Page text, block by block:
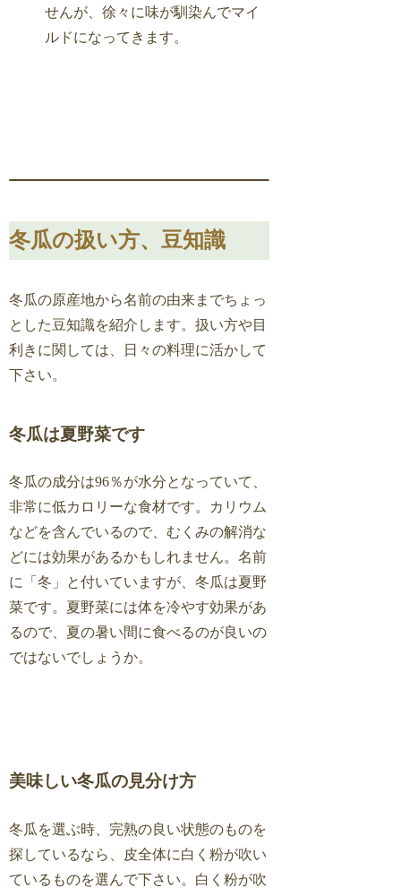
せんが、徐々に味が馴染んでマイ
ルドになってきます。
冬瓜の扱い方、豆知識
冬瓜の原産地から名前の由来までちょっ
とした豆知識を紹介します。扱い方や目
利きに関しては、日々の料理に活かして
下さい。
冬瓜は夏野菜です
冬瓜の成分は96％が水分となっていて、
非常に低カロリーな食材です。カリウム
などを含んでいるので、むくみの解消な
どには効果があるかもしれません。名前
に「冬」と付いていますが、冬瓜は夏野
菜です。夏野菜には体を冷やす効果があ
るので、夏の暑い間に食べるのが良いの
ではないでしょうか。
美味しい冬瓜の見分け方
冬瓜を選ぶ時、完熟の良い状態のものを
探しているなら、皮全体に白く粉が吹い
ているものを選んで下さい。白く粉が吹